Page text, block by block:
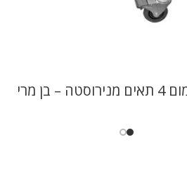
– בן מרי